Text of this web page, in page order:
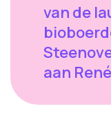
van de
aan